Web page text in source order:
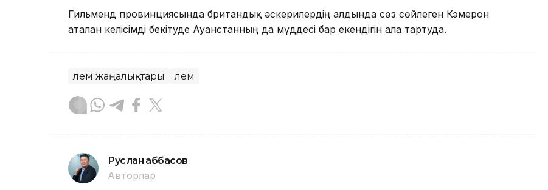
Гильменд провинциясында британдық әскерилердің алдында сөз сөйлеген Кэмерон
аталған келісімді бекітуде Ауғанстанның да мүддесі бар екендігін алға тартуда.
Әлем жаңалықтары Әлем
Руслан Ғаббасов
Авторлар